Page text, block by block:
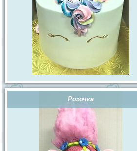
Розочка